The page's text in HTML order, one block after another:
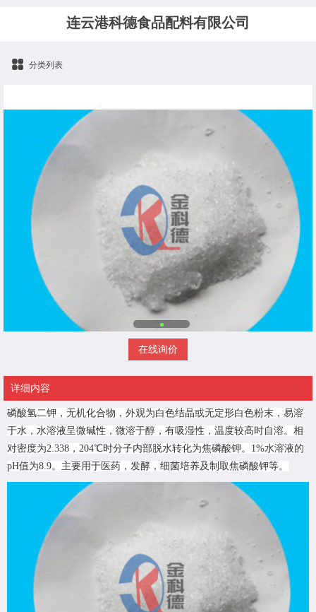
连云港科德食品配料有限公司
分类列表
在线询价
详细内容
磷酸氢二钾，无机化合物，外观为白色结晶或无定形白色粉末，易溶
于水，水溶液呈微碱性，微溶于醇，有吸湿性，温度较高时自溶。相
对密度为2.338，204℃时分子内部脱水转化为焦磷酸钾。1%水溶液的
pH值为8.9。主要用于医药，发酵，细菌培养及制取焦磷酸钾等。